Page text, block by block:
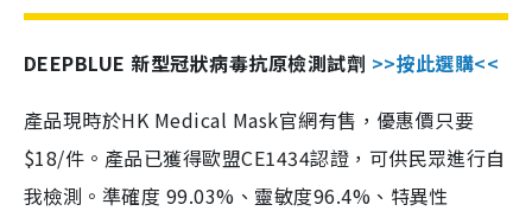
DEEPBLUE 新型冠狀病毒抗原檢測試劑 >>按此選購<<
產品現時於HK Medical Mask官網有售，優惠價只要
$18/件。產品已獲得歐盟CE1434認證，可供民眾進行自
我檢測。準確度 99.03%、靈敏度96.4%、特異性